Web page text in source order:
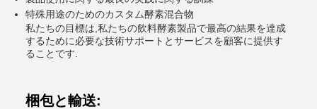
特殊用途のためのカスタム酵素混合物
私たちの目標は,私たちの飲料酵素製品で最高の結果を達成
するために必要な技術サポートとサービスを顧客に提供す
ることです.
梱包と輸送: